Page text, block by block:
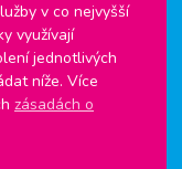
Štafetový pohár
Pohár rozhlasu
pohár
v co nejvyšší
využívají
jednotlivých
níže. Více
zásadách o